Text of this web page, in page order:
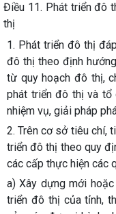
Điều 11. Phát triển đô
thị
1. Phát triển đô thị
đô thị theo định
từ quy hoạch đô thị,
phát triển đô thị và tổ
nhiệm vụ, giải pháp
2. Trên cơ sở tiêu chí,
triển đô thị theo quy
các cấp thực hiện các
a) Xây dựng mới
triển đô thị của tỉnh,